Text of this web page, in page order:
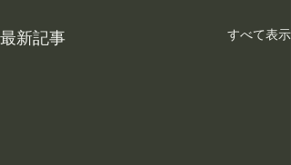
最新記事 すべて表示